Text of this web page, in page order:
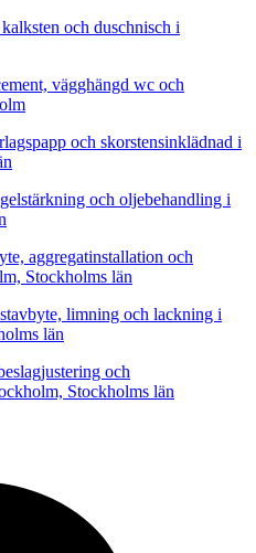
och duschnisch i
vägghängd wc och
och skorstensinklädnad i
och oljebehandling i
aggregatinstallation och
Stockholms län
limning och lackning i
län
och
Stockholms län